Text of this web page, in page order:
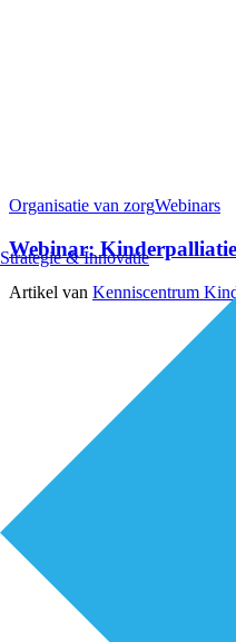
Strategie & Innovatie
Organisatie van zorgWebinars
Webinar:
Artikel van Kenniscentrum